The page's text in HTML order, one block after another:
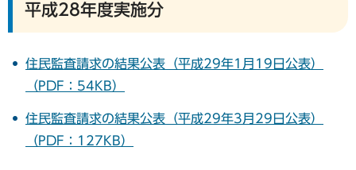
平成28年度実施分
住民監査請求の結果公表（平成29年1月19日公表）
（PDF：54KB）
住民監査請求の結果公表（平成29年3月29日公表）
（PDF：127KB）